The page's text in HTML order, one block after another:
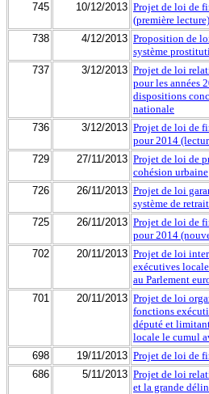
745
10/12/2013 Projet de loi de
(première lecture)
738
4/12/2013 Proposition de
système
737
3/12/2013 Projet de loi
pour les années
dispositions
nationale
736
3/12/2013 Projet de loi de
pour 2014
729
27/11/2013 Projet de loi de
cohésion urbaine
726
26/11/2013 Projet de loi
système de
725
26/11/2013 Projet de loi de
pour 2014
702
20/11/2013 Projet de loi
exécutives
au Parlement
701
20/11/2013 Projet de loi
fonctions
député et
locale le cumul
698
19/11/2013 Projet de loi de
686
5/11/2013 Projet de loi
et la grande